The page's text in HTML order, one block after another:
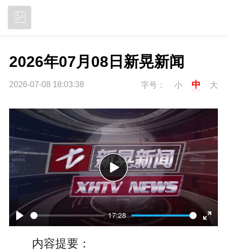
2026年07月08日新晃新闻
2026-07-08 18:03:38 字号： 小 中 大
P
17:28
E
P
l
a
内容提要：